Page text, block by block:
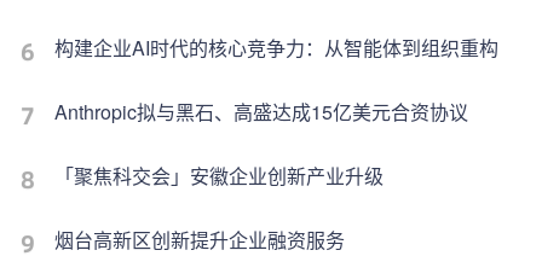
构建企业AI时代的核心竞争力：从智能体到组织重构
Anthropic拟与黑石、高盛达成15亿美元合资协议
「聚焦科交会」安徽企业创新产业升级
烟台高新区创新提升企业融资服务